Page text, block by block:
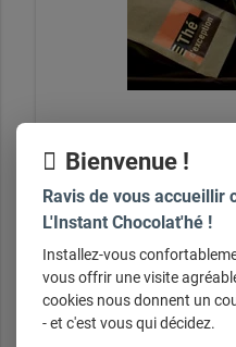
+ d'infos
Bienvenue !
Ravis de vous accueillir
L'Instant Chocolat'hé !
Installez-vous
vous offrir une visite
cookies nous donnent un
- et c'est vous qui décidez.